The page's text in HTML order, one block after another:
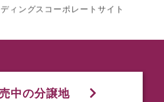
ィングスコーポレートサイト
中の分譲地